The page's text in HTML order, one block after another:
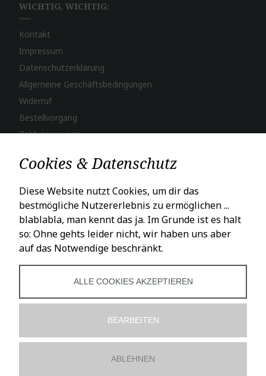
WICHTIG, WICHTIG:
Kontakt
Impressum
Datenschutzerklärung
Allgemeine Geschäftsbedingungen
Widerruf
Bestellvorgang
Zahlungsweisen
LADENÖFFNUNGSZEITEN
Mo – Fr: 10 – 18 Uhr
Sa: 10 – 16 Uhr
Cookies & Datenschutz
Diese Website nutzt Cookies, um dir das
bestmögliche Nutzererlebnis zu ermöglichen ...
blablabla, man kennt das ja. Im Grunde ist es halt
so: Ohne gehts leider nicht, wir haben uns aber
auf das Notwendige beschränkt.
ALLE COOKIES AKZEPTIEREN
BEARBEITEN
ABLEHNEN